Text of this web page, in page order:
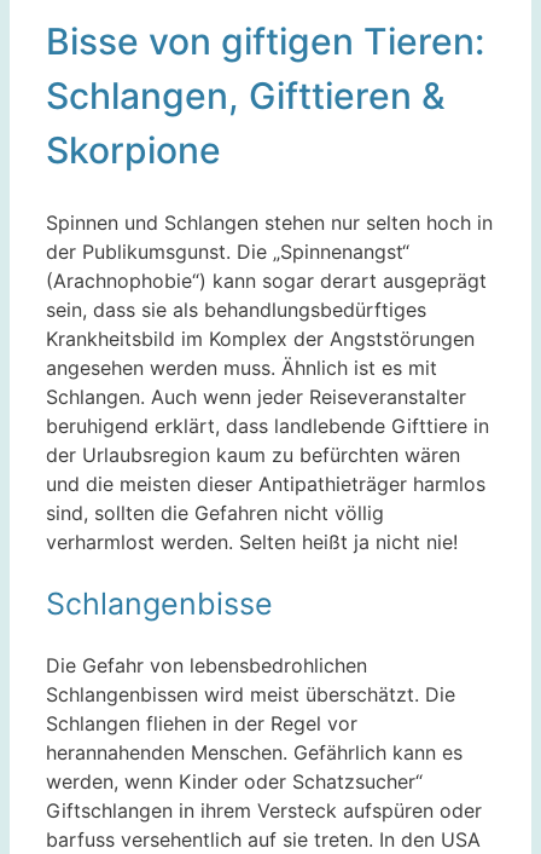
Bisse von giftigen Tieren:
Schlangen, Gifttieren &
Skorpione
Spinnen und Schlangen stehen nur selten hoch in
der Publikumsgunst. Die „Spinnenangst“
(Arachnophobie“) kann sogar derart ausgeprägt
sein, dass sie als behandlungsbedürftiges
Krankheitsbild im Komplex der Angststörungen
angesehen werden muss. Ähnlich ist es mit
Schlangen. Auch wenn jeder Reiseveranstalter
beruhigend erklärt, dass landlebende Gifttiere in
der Urlaubsregion kaum zu befürchten wären
und die meisten dieser Antipathieträger harmlos
sind, sollten die Gefahren nicht völlig
verharmlost werden. Selten heißt ja nicht nie!
Schlangenbisse
Die Gefahr von lebensbedrohlichen
Schlangenbissen wird meist überschätzt. Die
Schlangen fliehen in der Regel vor
herannahenden Menschen. Gefährlich kann es
werden, wenn Kinder oder Schatzsucher“
Giftschlangen in ihrem Versteck aufspüren oder
barfuss versehentlich auf sie treten. In den USA